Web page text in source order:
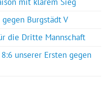
Burgstädt V
die Dritte Mannschaft
unserer Ersten gegen